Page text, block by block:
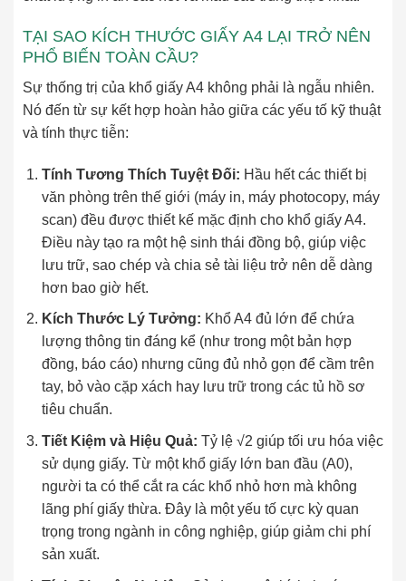
TẠI SAO KÍCH THƯỚC GIẤY A4 LẠI TRỞ NÊN
PHỔ BIẾN TOÀN CẦU?
Sự thống trị của khổ giấy A4 không phải là ngẫu nhiên.
Nó đến từ sự kết hợp hoàn hảo giữa các yếu tố kỹ thuật
và tính thực tiễn:
Tính Tương Thích Tuyệt Đối: Hầu hết các thiết bị
văn phòng trên thế giới (máy in, máy photocopy, máy
scan) đều được thiết kế mặc định cho khổ giấy A4.
Điều này tạo ra một hệ sinh thái đồng bộ, giúp việc
lưu trữ, sao chép và chia sẻ tài liệu trở nên dễ dàng
hơn bao giờ hết.
Kích Thước Lý Tưởng: Khổ A4 đủ lớn để chứa
lượng thông tin đáng kể (như trong một bản hợp
đồng, báo cáo) nhưng cũng đủ nhỏ gọn để cầm trên
tay, bỏ vào cặp xách hay lưu trữ trong các tủ hồ sơ
tiêu chuẩn.
Tiết Kiệm và Hiệu Quả: Tỷ lệ √2 giúp tối ưu hóa việc
sử dụng giấy. Từ một khổ giấy lớn ban đầu (A0),
người ta có thể cắt ra các khổ nhỏ hơn mà không
lãng phí giấy thừa. Đây là một yếu tố cực kỳ quan
trọng trong ngành in công nghiệp, giúp giảm chi phí
sản xuất.